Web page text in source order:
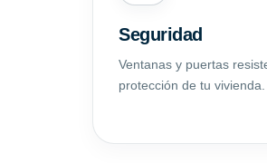
Seguridad
Ventanas y puertas
protección de tu vivienda.